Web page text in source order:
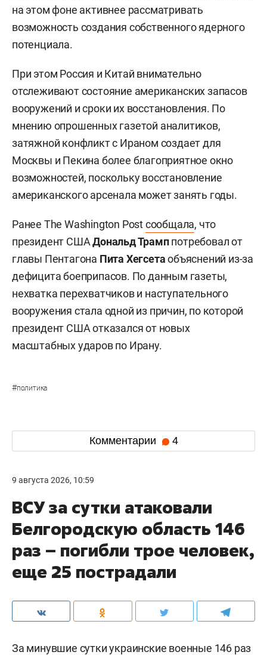
на этом фоне активнее рассматривать
возможность создания собственного ядерного
потенциала.
При этом Россия и Китай внимательно
отслеживают состояние американских запасов
вооружений и сроки их восстановления. По
мнению опрошенных газетой аналитиков,
затяжной конфликт с Ираном создает для
Москвы и Пекина более благоприятное окно
возможностей, поскольку восстановление
американского арсенала может занять годы.
Ранее The Washington Postсообщала, что
президент СШАДональд Трамппотребовал от
главы Пентагона Пита Хегсетаобъяснений из-за
дефицита боеприпасов. По данным газеты,
нехватка перехватчиков и наступательного
вооружения стала одной из причин, по которой
президент США отказался от новых
масштабных ударов по Ирану.
#политика
Комментарии 4
9 августа 2026, 10:59
ВСУ за сутки атаковали
Белгородскую область 146
раз – погибли трое человек,
еще 25 пострадали
За минувшие сутки украинские военные 146 раз